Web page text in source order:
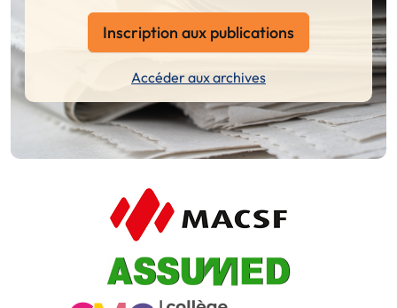
Inscription aux publications
Accéder aux archives